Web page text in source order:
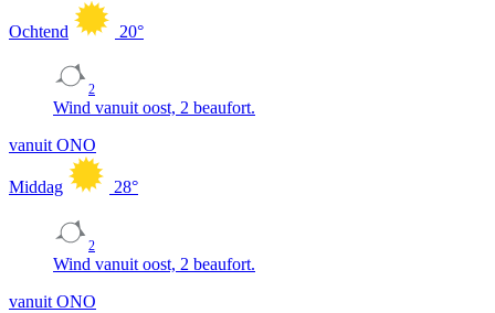
Ochtend 20°
2
Wind vanuit oost, 2 beaufort.
vanuit ONO
Middag 28°
2
Wind vanuit oost, 2 beaufort.
vanuit ONO